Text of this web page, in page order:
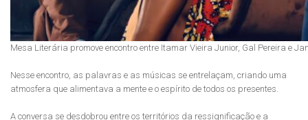
Mesa Literária promove encontro entre Itamar Vieira Junior, Gal Pereira e
Nesse encontro, as palavras e as músicas se entrelaçam, criando uma
atmosfera que alimentava a mente e o espírito de todos os presentes.
A conversa se desdobrou entre os territórios da ressignificação e a